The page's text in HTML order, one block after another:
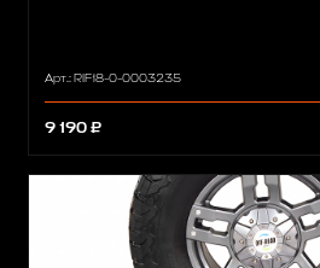
Арт.: RIF18-0-0003235
9 190 ₽